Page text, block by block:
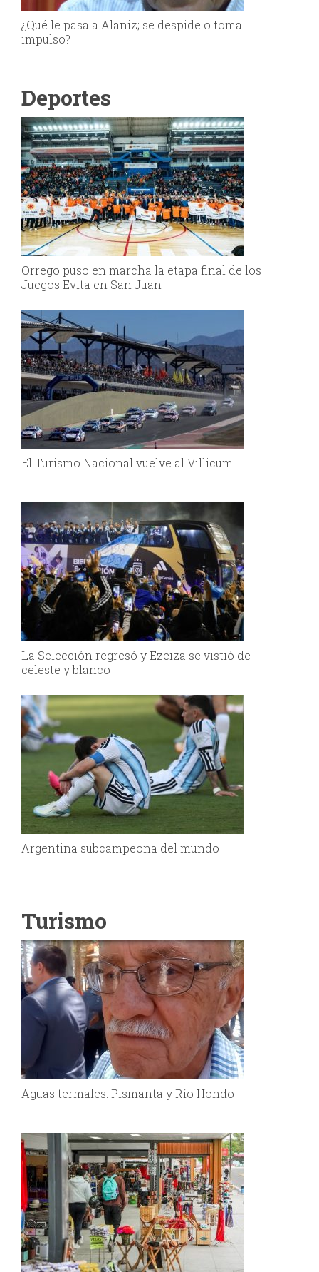
¿Qué le pasa a Alaniz; se despide o toma
impulso?
Deportes
Orrego puso en marcha la etapa final de los
Juegos Evita en San Juan
El Turismo Nacional vuelve al Villicum
La Selección regresó y Ezeiza se vistió de
celeste y blanco
Argentina subcampeona del mundo
Turismo
Aguas termales: Pismanta y Río Hondo